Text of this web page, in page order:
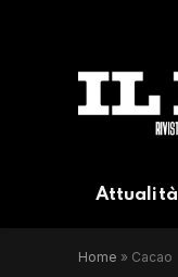
Attualità
Home » Cacao